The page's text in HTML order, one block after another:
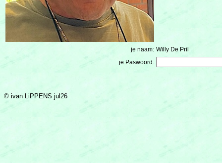
je naam: Willy De Pril
je Paswoord:
© ivan LiPPENS jul26